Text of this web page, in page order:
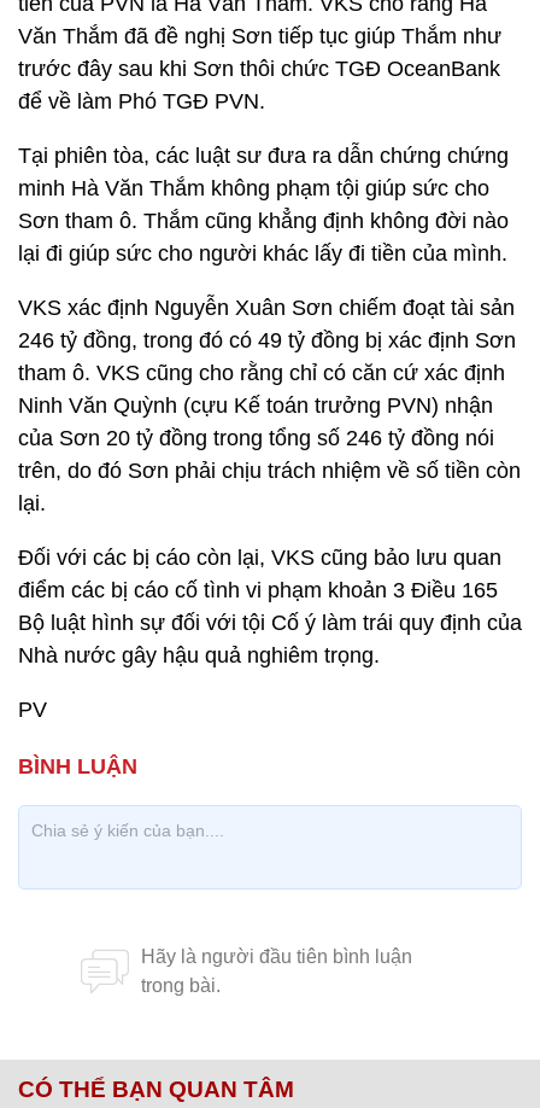
Văn Thắm đã đề nghị Sơn tiếp tục giúp Thắm như
trước đây sau khi Sơn thôi chức TGĐ OceanBank
để về làm Phó TGĐ PVN.
Tại phiên tòa, các luật sư đưa ra dẫn chứng chứng
minh Hà Văn Thắm không phạm tội giúp sức cho
Sơn tham ô. Thắm cũng khẳng định không đời nào
lại đi giúp sức cho người khác lấy đi tiền của mình.
VKS xác định Nguyễn Xuân Sơn chiếm đoạt tài sản
246 tỷ đồng, trong đó có 49 tỷ đồng bị xác định Sơn
tham ô. VKS cũng cho rằng chỉ có căn cứ xác định
Ninh Văn Quỳnh (cựu Kế toán trưởng PVN) nhận
của Sơn 20 tỷ đồng trong tổng số 246 tỷ đồng nói
trên, do đó Sơn phải chịu trách nhiệm về số tiền còn
lại.
Đối với các bị cáo còn lại, VKS cũng bảo lưu quan
điểm các bị cáo cố tình vi phạm khoản 3 Điều 165
Bộ luật hình sự đối với tội Cố ý làm trái quy định của
Nhà nước gây hậu quả nghiêm trọng.
PV
CÓ THỂ BẠN QUAN TÂM